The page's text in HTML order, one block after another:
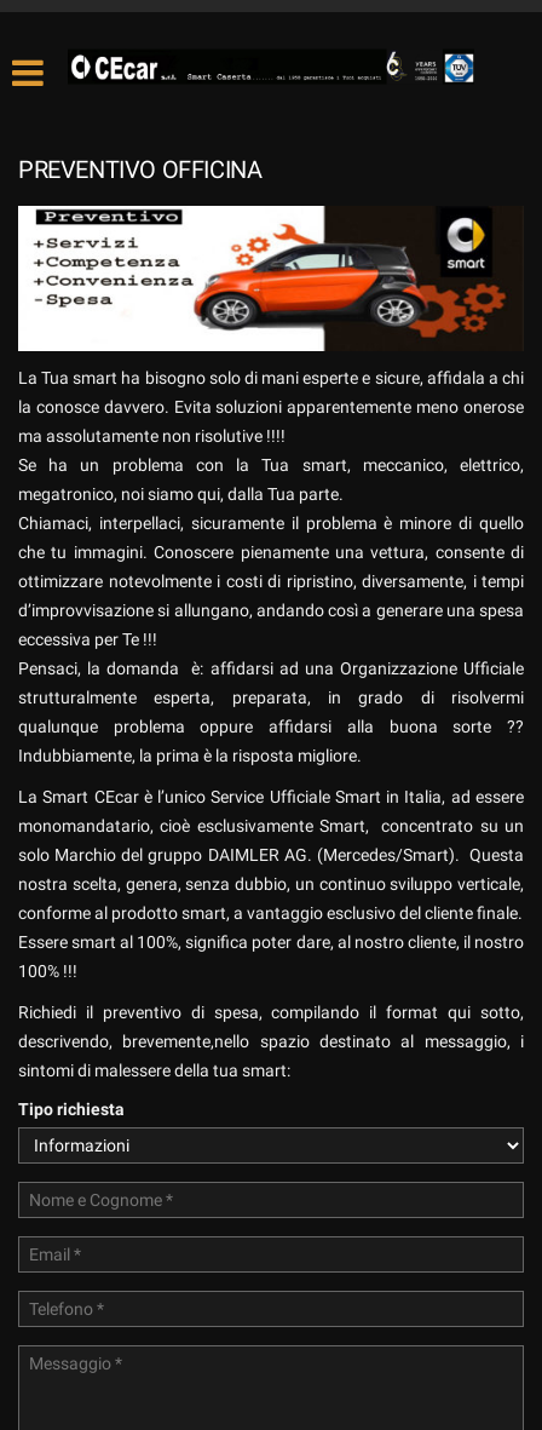
PREVENTIVO OFFICINA
La Tua smart ha bisogno solo di mani esperte e sicure, affidala a chi
la conosce davvero. Evita soluzioni apparentemente meno onerose
ma assolutamente non risolutive !!!!
Se ha un problema con la Tua smart, meccanico, elettrico,
megatronico, noi siamo qui, dalla Tua parte.
Chiamaci, interpellaci, sicuramente il problema è minore di quello
che tu immagini. Conoscere pienamente una vettura, consente di
ottimizzare notevolmente i costi di ripristino, diversamente, i tempi
d’improvvisazione si allungano, andando così a generare una spesa
eccessiva per Te !!!
Pensaci, la domanda è: affidarsi ad una Organizzazione Ufficiale
strutturalmente esperta, preparata, in grado di risolvermi
qualunque problema oppure affidarsi alla buona sorte ??
Indubbiamente, la prima è la risposta migliore.
La Smart CEcar è l’unico Service Ufficiale Smart in Italia, ad essere
monomandatario, cioè esclusivamente Smart, concentrato su un
solo Marchio del gruppo DAIMLER AG. (Mercedes/Smart). Questa
nostra scelta, genera, senza dubbio, un continuo sviluppo verticale,
conforme al prodotto smart, a vantaggio esclusivo del cliente finale.
Essere smart al 100%, significa poter dare, al nostro cliente, il nostro
100% !!!
Richiedi il preventivo di spesa, compilando il format qui sotto,
descrivendo, brevemente,nello spazio destinato al messaggio, i
sintomi di malessere della tua smart:
Tipo richiesta